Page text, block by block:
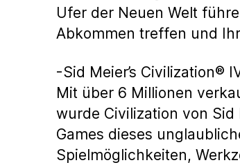
Ufer der Neuen Welt
Abkommen treffen und
-Sid Meier’s Civilization®
Mit über 6 Millionen
wurde Civilization von
Games dieses
Spielmöglichkeiten,